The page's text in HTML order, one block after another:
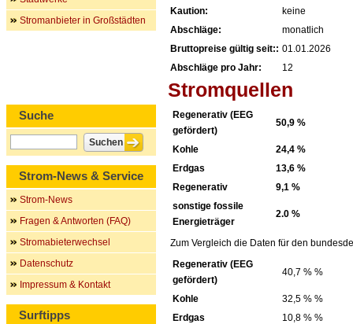
Kaution:
keine
Abschläge:
monatlich
Bruttopreise gültig seit:: 01.01.2026
Abschläge pro Jahr:
12
Stromquellen
Regenerativ (EEG
gefördert)
50,9 %
Kohle
24,4 %
Erdgas
13,6 %
Regenerativ
9,1 %
sonstige fossile
Energieträger
2.0 %
Zum Vergleich die Daten für den
Regenerativ (EEG
gefördert)
40,7 % %
Kohle
32,5 % %
Erdgas
10,8 % %
Stromanbieter in Großstädten
Suche
Strom-News & Service
Strom-News
Fragen & Antworten (FAQ)
Stromabieterwechsel
Datenschutz
Impressum & Kontakt
Surftipps